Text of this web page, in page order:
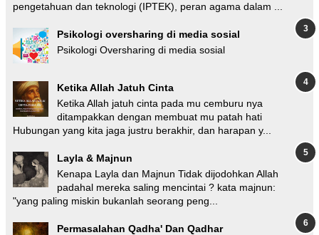
pengetahuan dan teknologi (IPTEK), peran agama dalam ...
Psikologi oversharing di media sosial
Psikologi Oversharing di media sosial
Ketika Allah Jatuh Cinta
Ketika Allah jatuh cinta pada mu cemburu nya
ditampakkan dengan membuat mu patah hati
Hubungan yang kita jaga justru berakhir, dan harapan y...
Layla & Majnun
Kenapa Layla dan Majnun Tidak dijodohkan Allah
padahal mereka saling mencintai ? kata majnun:
"yang paling miskin bukanlah seorang peng...
Permasalahan Qadha' Dan Qadhar